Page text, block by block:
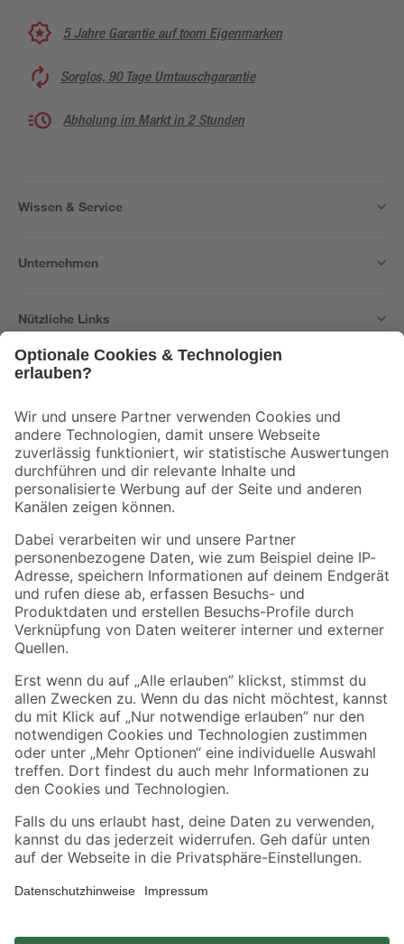
5 Jahre Garantie auf toom Eigenmarken
Sorglos, 90 Tage Umtauschgarantie
Abholung im Markt in 2 Stunden
Wissen & Service
Unternehmen
Nützliche Links
Der toom Newsletter: Keine Angebote und Aktionen mehr verpassen!
Zur Newsletter Anmeldung
Folge uns
Zahlungsarten Versandarten
Sicher einkaufen
Jetzt die toom-App herunterladen
Alle Preisangaben in EUR inkl. gesetzl. MwSt.. Die dargestellten Angebote sind unter
Umständen nicht in allen Märkten verfügbar. Die angegebenen Verfügbarkeiten beziehen
Produkte nur solange der Vorrat reicht.
*Paketversand ab 59 € versandkostenfrei, gilt nicht für Artikel mit Speditionsversand, hier